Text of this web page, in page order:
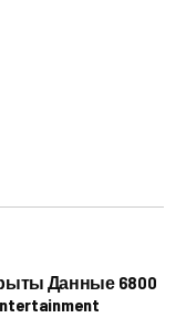
Данные 6800